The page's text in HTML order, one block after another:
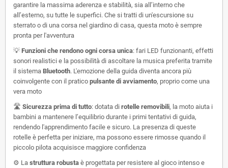
garantire la massima aderenza e stabilità, sia all’interno che
all’esterno, su tutte le superfici. Che si tratti di un'escursione su
sterrato o di una corsa nel giardino di casa, questa moto è sempre
pronta per l'avventura
💡 Funzioni che rendono ogni corsa unica: fari LED funzionanti, effetti
sonori realistici e la possibilità di ascoltare la musica preferita tramite
il sistema Bluetooth. L'emozione della guida diventa ancora più
coinvolgente con il pratico pulsante di avviamento, proprio come una
vera moto
🛣️ Sicurezza prima di tutto: dotata di rotelle removibili, la moto aiuta i
bambini a mantenere l’equilibrio durante i primi tentativi di guida,
rendendo l'apprendimento facile e sicuro. La presenza di queste
rotelle è perfetta per iniziare, ma possono essere rimosse quando il
piccolo pilota acquisisce maggiore confidenza
⚙️ La struttura robusta è progettata per resistere al gioco intenso e